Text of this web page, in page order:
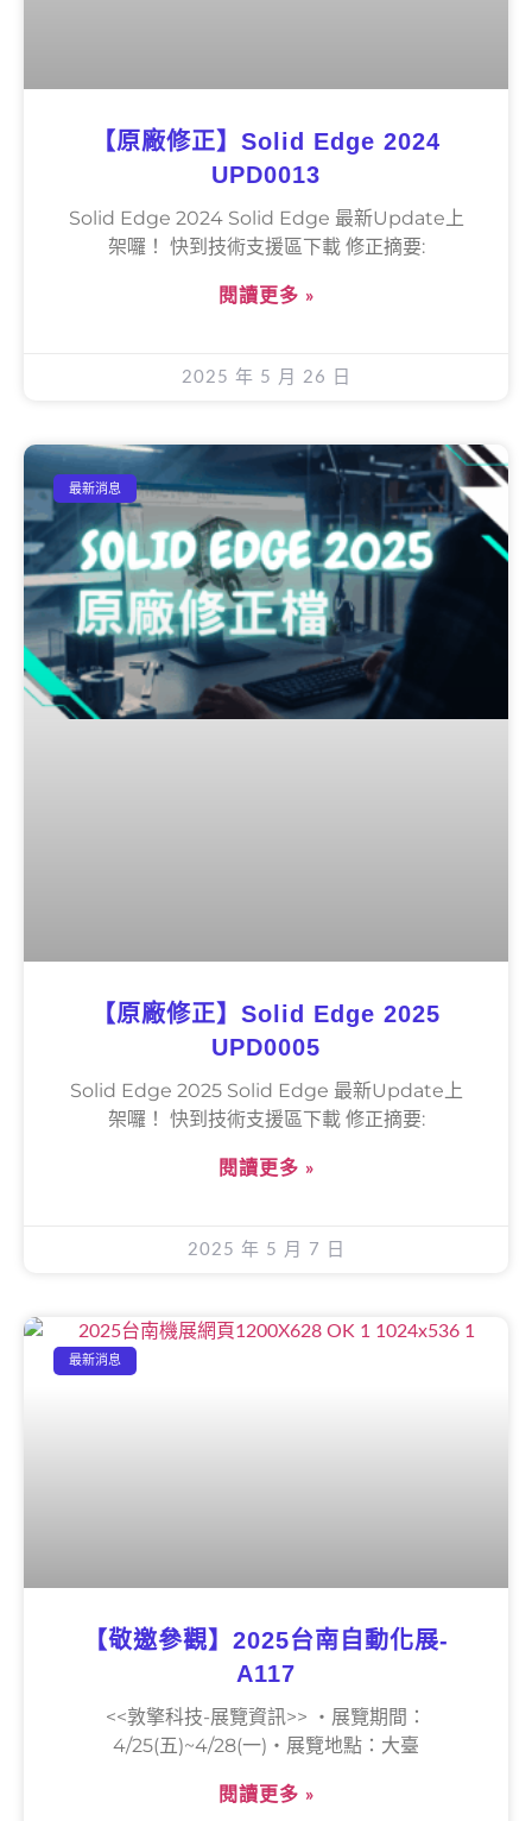
【原廠修正】Solid Edge 2024
UPD0013
Solid Edge 2024 Solid Edge 最新Update上
架囉！ 快到技術支援區下載 修正摘要:
閱讀更多 »
2025 年 5 月 26 日
最新消息
【原廠修正】Solid Edge 2025
UPD0005
Solid Edge 2025 Solid Edge 最新Update上
架囉！ 快到技術支援區下載 修正摘要:
閱讀更多 »
2025 年 5 月 7 日
最新消息
【敬邀參觀】2025台南自動化展-
A117
<<敦擎科技-展覽資訊>> ‧展覽期間：
4/25(五)~4/28(一)‧展覽地點：大臺
閱讀更多 »